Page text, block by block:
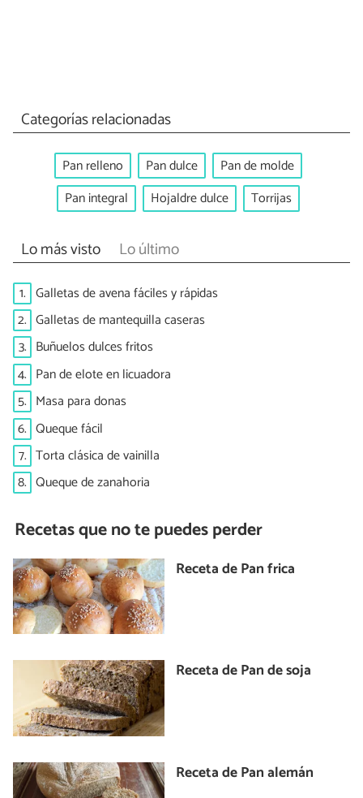
Categorías relacionadas
Pan relleno Pan dulce
Pan de molde
Pan integral
Hojaldre dulce Torrijas
Lo más visto Lo último
1. Galletas de avena fáciles y rápidas
2. Galletas de mantequilla caseras
3. Buñuelos dulces fritos
4. Pan de elote en licuadora
5. Masa para donas
6. Queque fácil
7. Torta clásica de vainilla
8. Queque de zanahoria
Recetas que no te puedes perder
Receta de Pan frica
Receta de Pan de soja
Receta de Pan alemán